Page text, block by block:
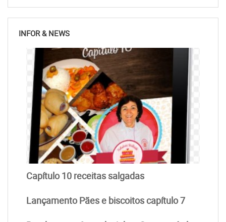
INFOR & NEWS
Capítulo 10 receitas salgadas
Lançamento Pães e biscoitos capítulo 7